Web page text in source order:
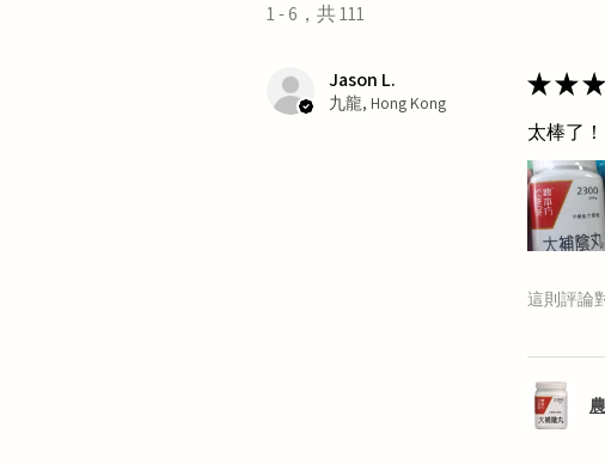
1 - 6，共 111
Jason L.
九龍, Hong Kong
★★★
太棒了！
這則評論